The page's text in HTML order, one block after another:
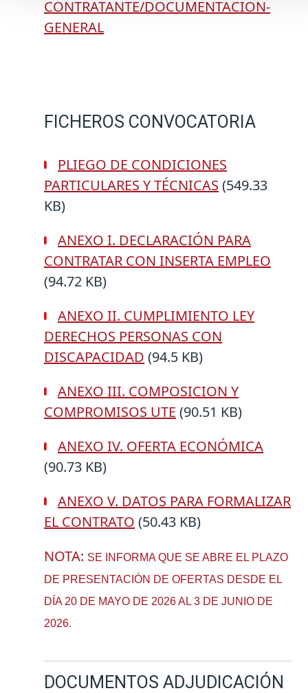
CONTRATANTE/DOCUMENTACION-
GENERAL
FICHEROS CONVOCATORIA
PLIEGO DE CONDICIONES
PARTICULARES Y TÉCNICAS (549.33
KB)
ANEXO I. DECLARACIÓN PARA
CONTRATAR CON INSERTA EMPLEO
(94.72 KB)
ANEXO II. CUMPLIMIENTO LEY
DERECHOS PERSONAS CON
DISCAPACIDAD (94.5 KB)
ANEXO III. COMPOSICION Y
COMPROMISOS UTE (90.51 KB)
ANEXO IV. OFERTA ECONÓMICA
(90.73 KB)
ANEXO V. DATOS PARA FORMALIZAR
EL CONTRATO (50.43 KB)
NOTA: SE INFORMA QUE SE ABRE EL PLAZO
DE PRESENTACIÓN DE OFERTAS DESDE EL
DÍA 20 DE MAYO DE 2026 AL 3 DE JUNIO DE
2026.
DOCUMENTOS ADJUDICACIÓN